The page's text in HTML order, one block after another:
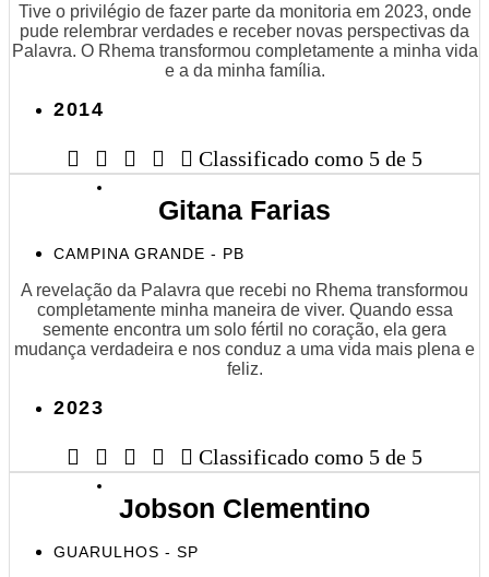
Tive o privilégio de fazer parte da monitoria em 2023, onde
pude relembrar verdades e receber novas perspectivas da
Palavra. O Rhema transformou completamente a minha vida
e a da minha família.
2014
     Classificado como 5 de 5
Gitana Farias
CAMPINA GRANDE - PB
A revelação da Palavra que recebi no Rhema transformou
completamente minha maneira de viver. Quando essa
semente encontra um solo fértil no coração, ela gera
mudança verdadeira e nos conduz a uma vida mais plena e
feliz.
2023
     Classificado como 5 de 5
Jobson Clementino
GUARULHOS - SP